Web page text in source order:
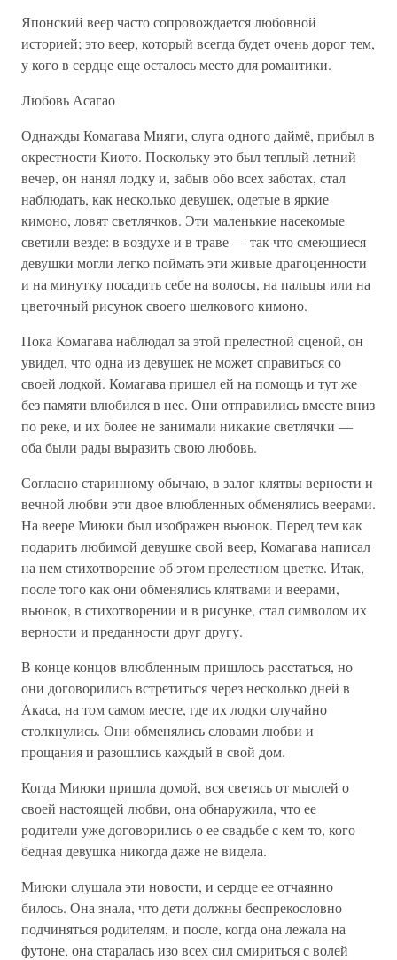
Японский веер часто сопровождается любовной
историей; это веер, который всегда будет очень дорог тем,
у кого в сердце еще осталось место для романтики.
Любовь Асагао
Однажды Комагава Мияги, слуга одного даймё, прибыл в
окрестности Киото. Поскольку это был теплый летний
вечер, он нанял лодку и, забыв обо всех заботах, стал
наблюдать, как несколько девушек, одетые в яркие
кимоно, ловят светлячков. Эти маленькие насекомые
светили везде: в воздухе и в траве — так что смеющиеся
девушки могли легко поймать эти живые драгоценности
и на минутку посадить себе на волосы, на пальцы или на
цветочный рисунок своего шелкового кимоно.
Пока Комагава наблюдал за этой прелестной сценой, он
увидел, что одна из девушек не может справиться со
своей лодкой. Комагава пришел ей на помощь и тут же
без памяти влюбился в нее. Они отправились вместе вниз
по реке, и их более не занимали никакие светлячки —
оба были рады выразить свою любовь.
Согласно старинному обычаю, в залог клятвы верности и
вечной любви эти двое влюбленных обменялись веерами.
На веере Миюки был изображен вьюнок. Перед тем как
подарить любимой девушке свой веер, Комагава написал
на нем стихотворение об этом прелестном цветке. Итак,
после того как они обменялись клятвами и веерами,
вьюнок, в стихотворении и в рисунке, стал символом их
верности и преданности друг другу.
В конце концов влюбленным пришлось расстаться, но
они договорились встретиться через несколько дней в
Акаса, на том самом месте, где их лодки случайно
столкнулись. Они обменялись словами любви и
прощания и разошлись каждый в свой дом.
Когда Миюки пришла домой, вся светясь от мыслей о
своей настоящей любви, она обнаружила, что ее
родители уже договорились о ее свадьбе с кем-то, кого
бедная девушка никогда даже не видела.
Миюки слушала эти новости, и сердце ее отчаянно
билось. Она знала, что дети должны беспрекословно
подчиняться родителям, и после, когда она лежала на
футоне, она старалась изо всех сил смириться с волей